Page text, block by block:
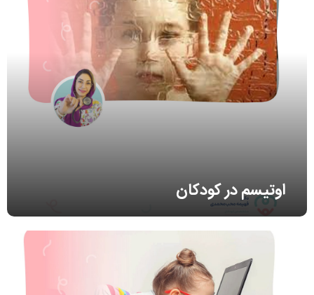
اوتیسم در کودکان